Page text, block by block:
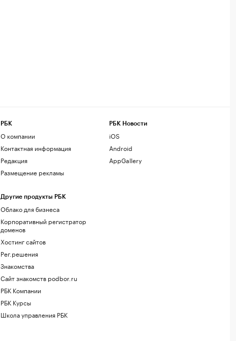
РБК
О компании
Контактная информация
Редакция
Размещение рекламы
Другие продукты РБК
Облако для бизнеса
Корпоративный регистратор
доменов
Хостинг сайтов
Рег.решения
Знакомства
Сайт знакомств podbor.ru
РБК Компании
РБК Курсы
Школа управления РБК
РБК Новости
iOS
Android
AppGallery